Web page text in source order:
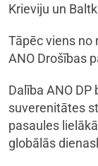
Krieviju un
Tāpēc viens no
ANO Drošības
Dalība ANO
suverenitātes
pasaules
globālās